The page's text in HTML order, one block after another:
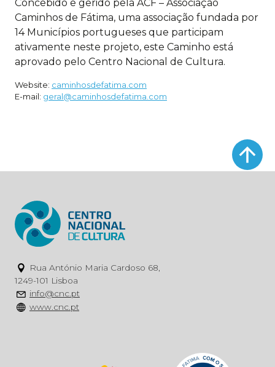
Concebido e gerido pela ACF – Associação
Caminhos de Fátima, uma associação fundada por
14 Municípios portugueses que participam
ativamente neste projeto, este Caminho está
aprovado pelo Centro Nacional de Cultura.
Website: caminhosdefatima.com
E-mail: geral@caminhosdefatima.com
Rua António Maria Cardoso 68,
1249-101 Lisboa
info@cnc.pt
www.cnc.pt